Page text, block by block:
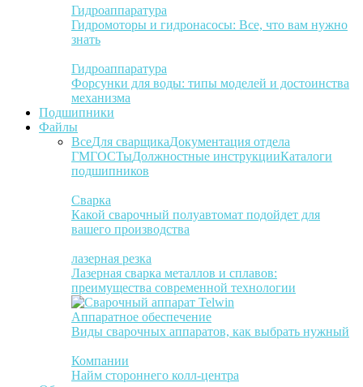
Гидроаппаратура
Гидромоторы и гидронасосы: Все, что вам нужно
знать
Гидроаппаратура
Форсунки для воды: типы моделей и достоинства
механизма
Подшипники
Файлы
ВсеДля сварщикаДокументация отдела
ГМГОСТыДолжностные инструкцииКаталоги
подшипников
Сварка
Какой сварочный полуавтомат подойдет для
вашего производства
лазерная резка
Лазерная сварка металлов и сплавов:
преимущества современной технологии
Аппаратное обеспечение
Виды сварочных аппаратов, как выбрать нужный
Компании
Найм стороннего колл-центра